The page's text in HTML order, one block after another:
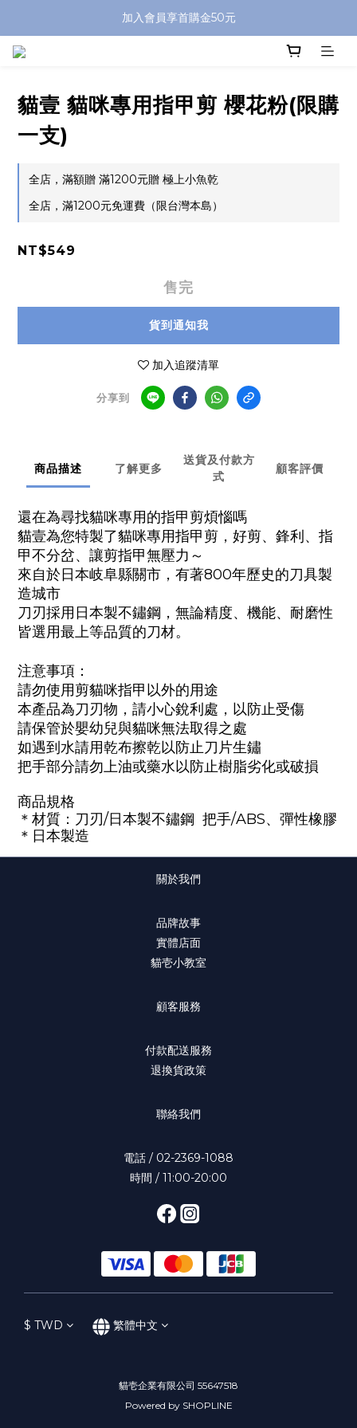
加入會員享首購金50元
貓壹 貓咪專用指甲剪 櫻花粉(限購
一支)
全店，滿額贈 滿1200元贈 極上小魚乾
全店，滿1200元免運費（限台灣本島）
NT$549
售完
貨到通知我
加入追蹤清單
分享到
商品描述 了解更多
送貨及付款方
式
顧客評價
還在為尋找貓咪專用的指甲剪煩惱嗎
貓壹為您特製了貓咪專用指甲剪，好剪、鋒利、指
甲不分岔、讓剪指甲無壓力～
來自於日本岐阜縣關市，有著800年歷史的刀具製
造城市
刀刃採用日本製不鏽鋼，無論精度、機能、耐磨性
皆選用最上等品質的刀材。
注意事項：
請勿使用剪貓咪指甲以外的用途
本產品為刀刃物，請小心銳利處，以防止受傷
請保管於嬰幼兒與貓咪無法取得之處
如遇到水請用乾布擦乾以防止刀片生鏽
把手部分請勿上油或藥水以防止樹脂劣化或破損
商品規格
＊材質： 刀刃/日本製不鏽鋼 把手/ABS、彈性橡膠
＊日本製造
關於我們
品牌故事
實體店面
貓壱小教室
顧客服務
付款配送服務
退換貨政策
聯絡我們
電話 / 02-2369-1088
時間 / 11:00-20:00
$ TWD 繁體中文
貓壱企業有限公司 55647518
Powered by SHOPLINE